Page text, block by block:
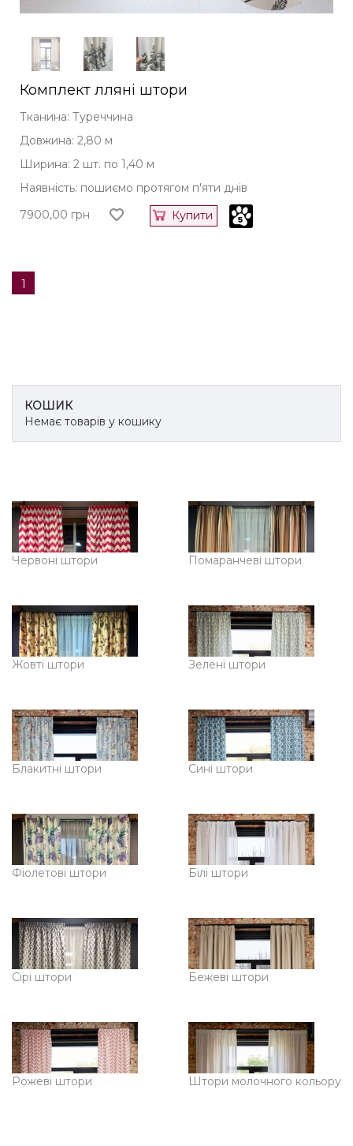
Комплект лляні штори
Тканина: Туреччина
Довжина: 2,80 м
Ширина: 2 шт. по 1,40 м
Наявність: пошиємо протягом п'яти днів
7900,00 грн Купити
1
КОШИК
Немає товарів у кошику
Червоні штори Помаранчеві штори
Жовті штори Зелені штори
Блакитні штори Сині штори
Фіолетові штори Білі штори
Сірі штори Бежеві штори
Рожеві штори Штори молочного кольору